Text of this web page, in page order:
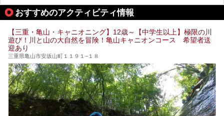
す。
おすすめのアクティビティ情報
【三重・亀山・キャニオニング】12歳～【中学生以上】極限の川
遊び！川と山の大自然を冒険！亀山キャニオンコース 希望者送
迎あり
三重県亀山市安坂山町１１９１−１８